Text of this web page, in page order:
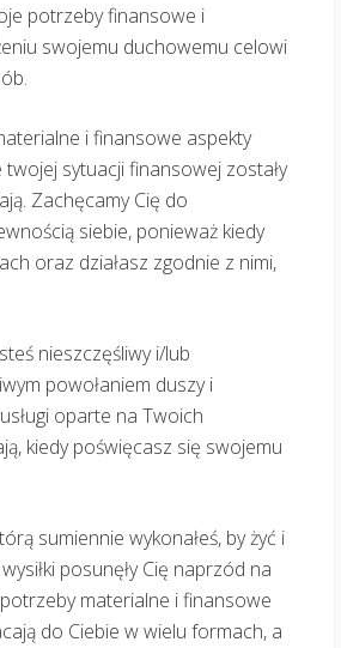
potrzeby finansowe i
swojemu duchowemu celowi
i finansowe aspekty
sytuacji finansowej zostały
Zachęcamy Cię do
siebie, ponieważ kiedy
oraz działasz zgodnie z nimi,
nieszczęśliwy i/lub
powołaniem duszy i
oparte na Twoich
kiedy poświęcasz się swojemu
sumiennie wykonałeś, by żyć i
posunęły Cię naprzód na
materialne i finansowe
do Ciebie w wielu formach, a